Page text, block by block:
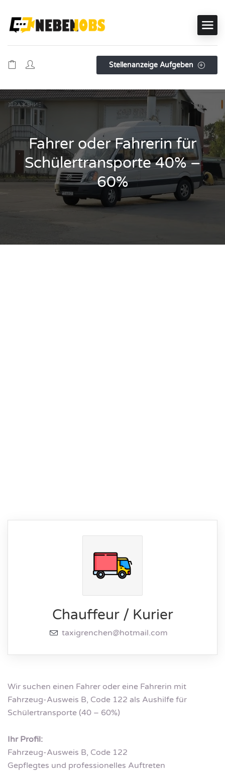
Stellenanzeige Aufgeben
Fahrer oder Fahrerin für
Schülertransporte 40% –
60%
Chauffeur / Kurier
taxigrenchen@hotmail.com
Wir suchen einen Fahrer oder eine Fahrerin mit
Fahrzeug-Ausweis B, Code 122 als Aushilfe für
Schülertransporte (40 – 60%)
Ihr Profil:
Fahrzeug-Ausweis B, Code 122
Gepflegtes und professionelles Auftreten